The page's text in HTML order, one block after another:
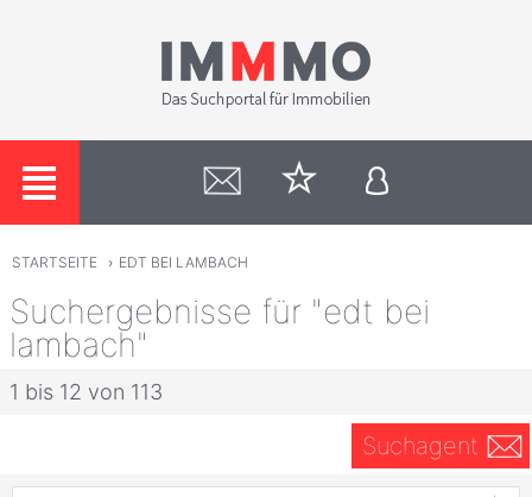
STARTSEITE › EDT BEI LAMBACH
Suchergebnisse für "edt bei
lambach"
1 bis 12 von 113
Suchagent